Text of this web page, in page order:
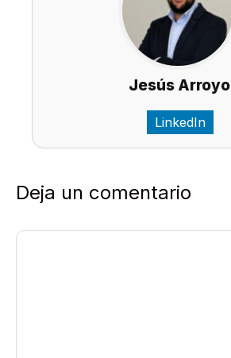
Jesús Arroyo
LinkedIn
Deja un comentario
Comentario